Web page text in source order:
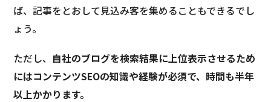
ば、記事をとおして見込み客を集めることもできるでし
ょう。
ただし、 自社のブログを検索結果に上位表示させるため
にはコンテンツSEOの知識や経験が必須で、時間も半年
以上かかります。